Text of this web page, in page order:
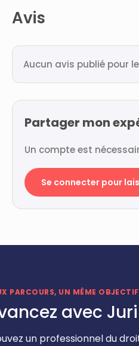
Avis
Aucun avis publié pour
Partager mon
Un compte est
Se connecter pour
PARCOURS, UN MÊME OBJECTIF
avec
un professionnel du